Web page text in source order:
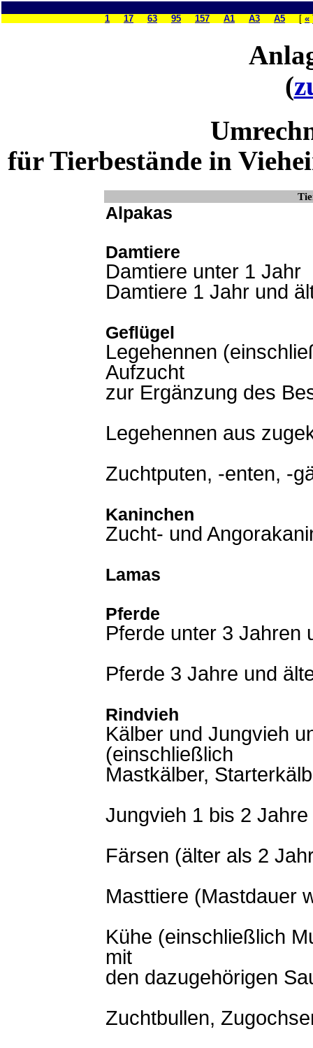
1 17 63 95 157 A1 A3 A5 [ «
(
für Tierbestände in
Alpakas
Damtiere
Damtiere unter 1 Jahr
Damtiere 1 Jahr und
Geflügel
Legehennen
Aufzucht
zur Ergänzung des
Legehennen aus
Zuchtputen, -enten, -
Kaninchen
Zucht- und
Lamas
Pferde
Pferde unter 3 Jahren
Pferde 3 Jahre und
Rindvieh
Kälber und Jungvieh
(einschließlich
Mastkälber,
Jungvieh 1 bis 2 Jahre
Färsen (älter als 2
Masttiere (Mastdauer
Kühe (einschließlich
mit
den dazugehörigen
Zuchtbullen,